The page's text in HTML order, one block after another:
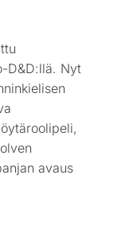
D&D:llä. Nyt
avaus